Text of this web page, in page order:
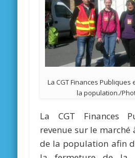
La CGT Finances
la population./
La CGT Finances
revenue sur le marché
de la population afin